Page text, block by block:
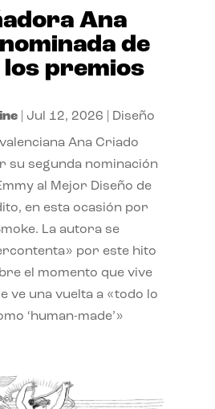
Ana
de
los premios
| Jul 12, 2026 Diseño
Ana Criado
su segunda nominación
al Mejor Diseño de
en esta ocasión por
La autora se
por este hito
el momento que vive
ve una vuelta a «todo lo
‘human-made’»